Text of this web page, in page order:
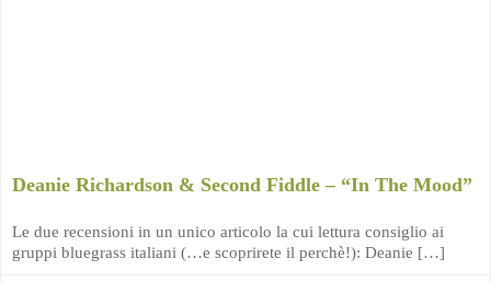
Deanie Richardson & Second Fiddle – “In The Mood”
Le due recensioni in un unico articolo la cui lettura consiglio ai
gruppi bluegrass italiani (…e scoprirete il perchè!): Deanie […]